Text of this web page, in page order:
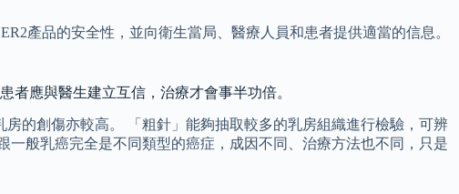
產品的安全性，並向衛生當局、醫療人員和患者提供適當的信息。
者應與醫生建立互信，治療才會事半功倍。
的創傷亦較高。 「粗針」能夠抽取較多的乳房組織進行檢驗，可辨
般乳癌完全是不同類型的癌症，成因不同、治療方法也不同，只是